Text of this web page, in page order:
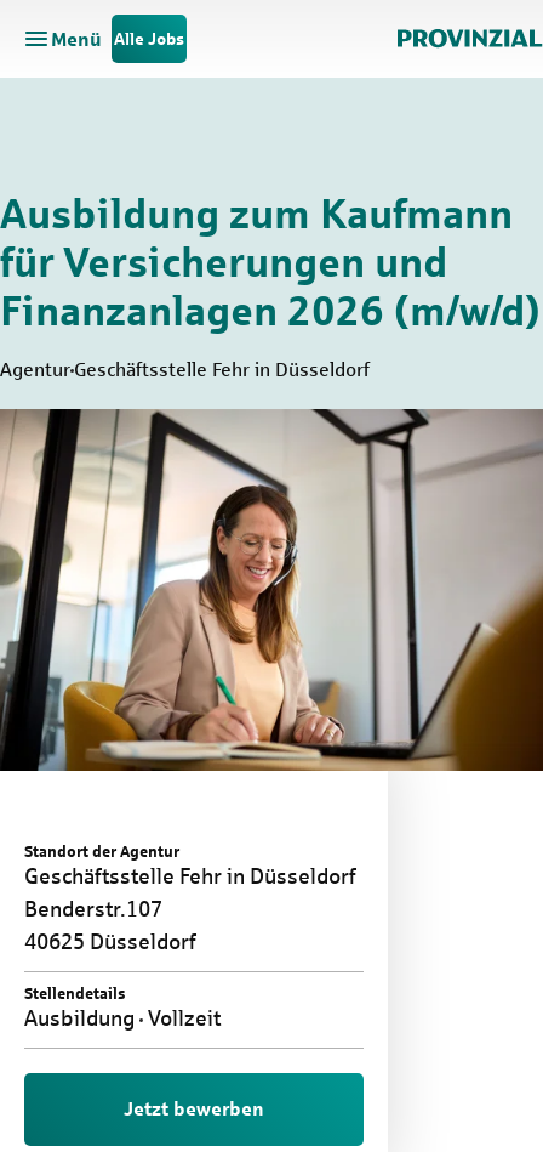
Zum Hauptinhalt springen
Zur Navigation springen
Menü
Hauptnavigation öffnen
Alle Jobs
Ausbildung zum Kaufmann
für Versicherungen und
Finanzanlagen 2026 (m/w/d)
Agentur Geschäftsstelle Fehr in Düsseldorf
Standort der Agentur
Geschäftsstelle Fehr in Düsseldorf
Benderstr.107
40625 Düsseldorf
Stellendetails
Ausbildung Vollzeit
Jetzt bewerben